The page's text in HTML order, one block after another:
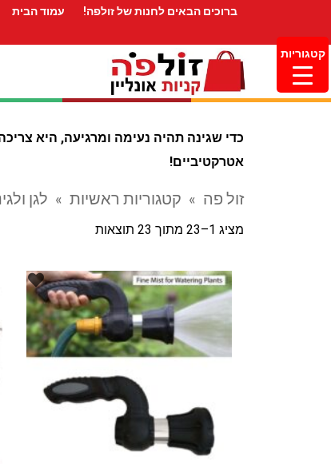
ברוכים הבאים לחנות של זולפה! עמוד הבית
כדי שגינה תהיה נעימה ומרגיעה, היא
אטרקטיביים!
זול פה » קטגוריות ראשיות » לגן
מציג 1–23 מתוך 23 תוצאות
קטגוריות